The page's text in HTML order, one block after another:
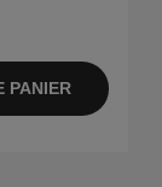
PANIER